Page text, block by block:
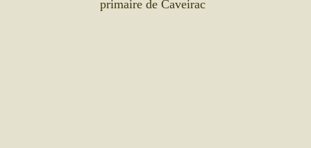
primaire de Caveirac